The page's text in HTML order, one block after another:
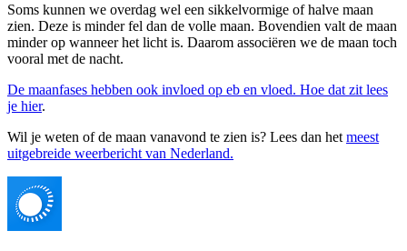
Soms kunnen we overdag wel een sikkelvormige of halve maan
zien. Deze is minder fel dan de volle maan. Bovendien valt de maan
minder op wanneer het licht is. Daarom associëren we de maan toch
vooral met de nacht.
De maanfases hebben ook invloed op eb en vloed. Hoe dat zit lees
je hier.
Wil je weten of de maan vanavond te zien is? Lees dan het meest
uitgebreide weerbericht van Nederland.